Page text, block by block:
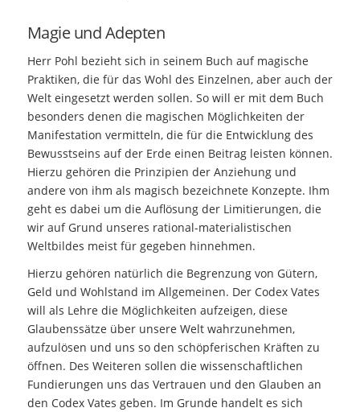
Magie und Adepten
Herr Pohl bezieht sich in seinem Buch auf magische
Praktiken, die für das Wohl des Einzelnen, aber auch der
Welt eingesetzt werden sollen. So will er mit dem Buch
besonders denen die magischen Möglichkeiten der
Manifestation vermitteln, die für die Entwicklung des
Bewusstseins auf der Erde einen Beitrag leisten können.
Hierzu gehören die Prinzipien der Anziehung und
andere von ihm als magisch bezeichnete Konzepte. Ihm
geht es dabei um die Auflösung der Limitierungen, die
wir auf Grund unseres rational-materialistischen
Weltbildes meist für gegeben hinnehmen.
Hierzu gehören natürlich die Begrenzung von Gütern,
Geld und Wohlstand im Allgemeinen. Der Codex Vates
will als Lehre die Möglichkeiten aufzeigen, diese
Glaubenssätze über unsere Welt wahrzunehmen,
aufzulösen und uns so den schöpferischen Kräften zu
öffnen. Des Weiteren sollen die wissenschaftlichen
Fundierungen uns das Vertrauen und den Glauben an
den Codex Vates geben. Im Grunde handelt es sich